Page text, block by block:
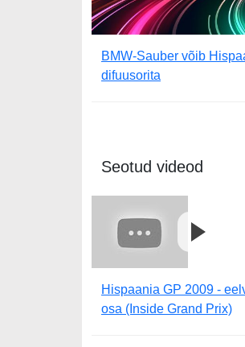
BMW-Sauber võib
difuusorita
Seotud videod
Hispaania GP 2009 -
osa (Inside Grand Prix)